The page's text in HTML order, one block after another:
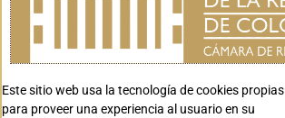
X_@CamaraColombia
Youtube_@CamaraColombia
Youtube_@CanalCongreso
Este sitio web usa la tecnología de cookies propias
para proveer una experiencia al usuario en su